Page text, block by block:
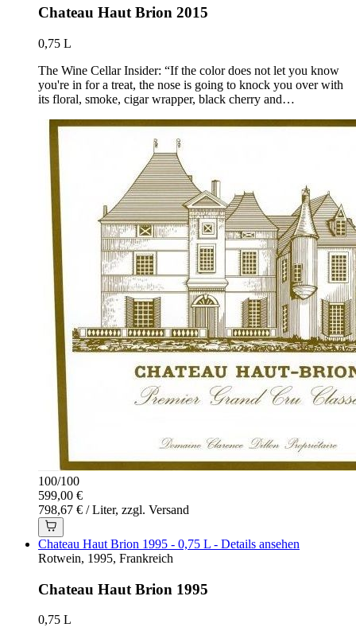
Chateau Haut Brion 2015
0,75 L
The Wine Cellar Insider: “If the color does not let you know
you're in for a treat, the nose is going to knock you over with
its floral, smoke, cigar wrapper, black cherry and…
100/100
599,00 €
798,67 € / Liter, zzgl. Versand
Chateau Haut Brion 1995 - 0,75 L - Details ansehen
Rotwein, 1995, Frankreich
Chateau Haut Brion 1995
0,75 L